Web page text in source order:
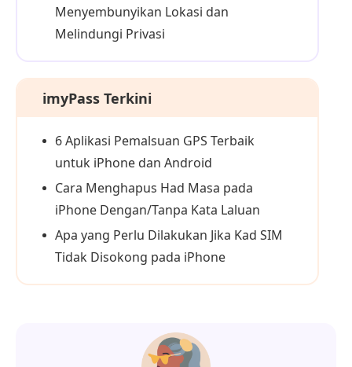
Menyembunyikan Lokasi dan
Melindungi Privasi
imyPass Terkini
6 Aplikasi Pemalsuan GPS Terbaik
untuk iPhone dan Android
Cara Menghapus Had Masa pada
iPhone Dengan/Tanpa Kata Laluan
Apa yang Perlu Dilakukan Jika Kad SIM
Tidak Disokong pada iPhone